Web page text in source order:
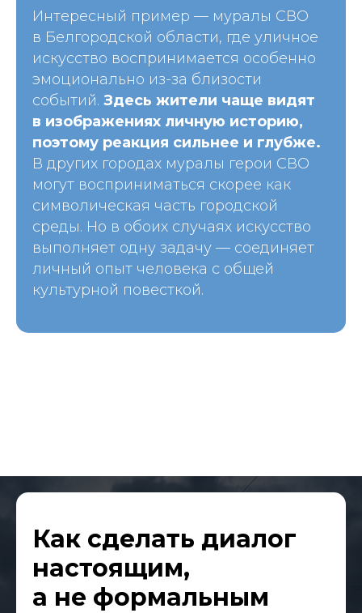
Интересный пример — муралы СВО
в Белгородской области, где уличное
искусство воспринимается особенно
эмоционально из-за близости
событий. Здесь жители чаще видят
в изображениях личную историю,
поэтому реакция сильнее и глубже.
В других городах муралы герои СВО
могут восприниматься скорее как
символическая часть городской
среды. Но в обоих случаях искусство
выполняет одну задачу — соединяет
личный опыт человека с общей
культурной повесткой.
Как сделать диалог
настоящим,
а не формальным